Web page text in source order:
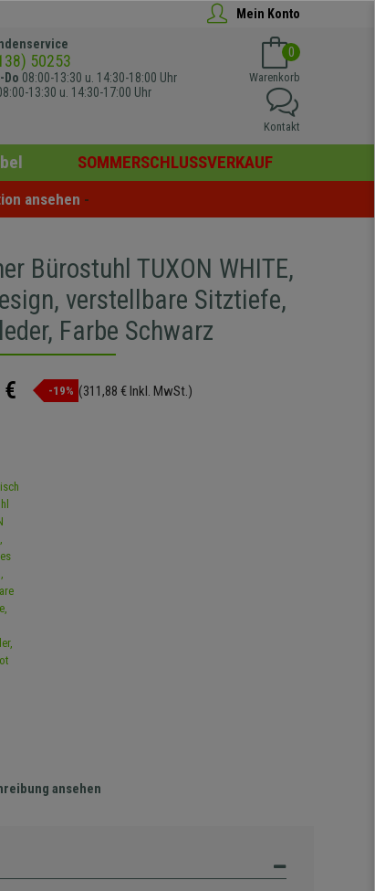
Mein Konto
50253
Do 08:00-13:30 u. 14:30-18:00 Uhr
13:30 u. 14:30-17:00 Uhr
0
Warenkorb
Kontakt
SOMMERSCHLUSSVERKAUF
ansehen -
Bürostuhl TUXON WHITE,
verstellbare Sitztiefe,
Farbe Schwarz
€ -19% (311,88 € Inkl. MwSt.)
ansehen